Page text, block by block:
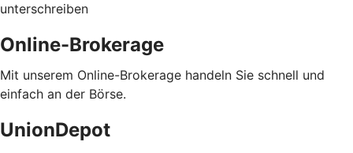
unterschreiben
Online-Brokerage
Mit unserem Online-Brokerage handeln Sie schnell und
einfach an der Börse.
UnionDepot